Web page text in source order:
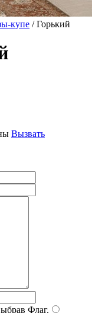
купе / Горький
Вызвать
Флаг.